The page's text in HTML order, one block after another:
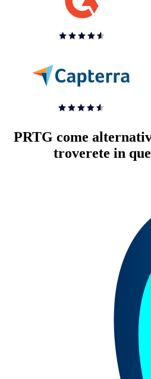
PRTG come
troverete in